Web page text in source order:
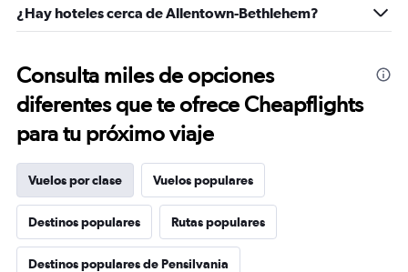
¿Hay hoteles cerca de Allentown-Bethlehem?
Consulta miles de opciones
diferentes que te ofrece Cheapflights
para tu próximo viaje
Vuelos por clase Vuelos populares
Destinos populares Rutas populares
Destinos populares de Pensilvania